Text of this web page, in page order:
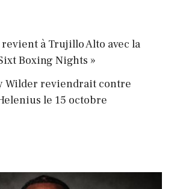
revient à Trujillo Alto avec la
Boxing Nights »
Wilder reviendrait contre
le 15 octobre